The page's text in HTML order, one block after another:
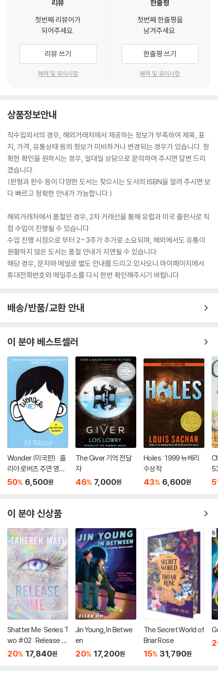
리뷰
첫번째 리뷰어가
되어주세요.
리뷰 쓰기
혜택 및 유의사항
한줄평
첫번째 한줄평을
남겨주세요.
한줄평 쓰기
혜택 및 유의사항
상품정보안내
직수입외서의 경우, 해외거래처에서 제공하는 정보가 부족하여 제목, 표
지, 가격, 유통상태 등의 정보가 미비하거나 변경되는 경우가 있습니다. 정
확한 확인을 원하시는 경우, 일대일 상담으로 문의하여 주시면 답변 드리
겠습니다.
(판형과 판수 등이 다양한 도서는 찾으시는 도서의 ISBN을 알려 주시면 보
다 빠르고 정확한 안내가 가능합니다.)
해외거래처에서 품절인 경우, 2차 거래선을 통해 유럽과 미국 출판사로 직
접 수입이 진행될 수 있습니다.
수입 진행 시점으로 부터 2~3주가 추가로 소요되며, 해외에서도 유통이
원활하지 않은 도서는 품절 안내가 지연될 수 있습니다.
해당 경우, 문자와 메일로 별도 안내를 드리고 있사오니 마이페이지에서
휴대전화번호와 메일주소를 다시 한번 확인해주시기 바랍니다.
배송/반품/교환 안내
이 분야 베스트셀러
Wonder (미국판) : 줄
리아 로버츠 주연 영화
'원더' 원작 소설
50% 6,500원
The Giver 기억 전달
자
46% 7,000원
Holes : 1999 뉴베리
수상작
43% 6,600원
이 분야 신상품
Shatter Me: Series T
wo #02 : Release M
e
20% 17,840원
Jin Young, In Betwe
en
20% 17,200원
The Secret World of
Briar Rose
15% 31,790원